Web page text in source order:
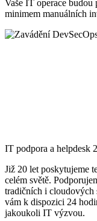
Vaše IT operace budou
minimem manuálních
IT podpora a helpdesk
Již 20 let poskytujeme
celém světě.
tradičních i cloudových
vám k dispozici 24
jakoukoli IT výzvou.